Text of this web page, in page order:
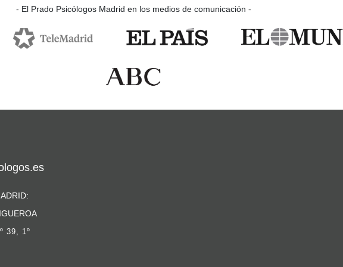
- El Prado Psicólogos Madrid en los medios de comunicación -
39, 1º